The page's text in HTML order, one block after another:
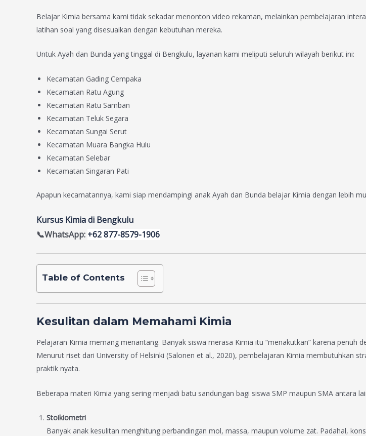
Belajar Kimia bersama kami tidak sekadar menonton video rekaman, melainkan pembelajaran
latihan soal yang disesuaikan dengan kebutuhan mereka.
Untuk Ayah dan Bunda yang tinggal di Bengkulu, layanan kami meliputi seluruh wilayah berikut ini:
Kecamatan Gading Cempaka
Kecamatan Ratu Agung
Kecamatan Ratu Samban
Kecamatan Teluk Segara
Kecamatan Sungai Serut
Kecamatan Muara Bangka Hulu
Kecamatan Selebar
Kecamatan Singaran Pati
Apapun kecamatannya, kami siap mendampingi anak Ayah dan Bunda belajar Kimia dengan lebih
Kursus Kimia di Bengkulu
📞WhatsApp: +62 877-8579-1906
Table of Contents
Kesulitan dalam Memahami Kimia
Pelajaran Kimia memang menantang. Banyak siswa merasa Kimia itu “menakutkan” karena penuh
Menurut riset dari University of Helsinki (Salonen et al., 2020), pembelajaran Kimia membutuhkan
praktik nyata.
Beberapa materi Kimia yang sering menjadi batu sandungan bagi siswa SMP maupun SMA antara
Stoikiometri
Banyak anak kesulitan menghitung perbandingan mol, massa, maupun volume zat. Padahal,